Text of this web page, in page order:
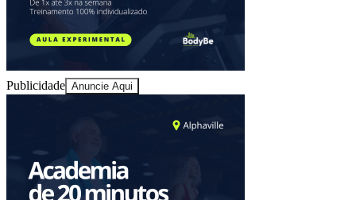
Publicidade Anuncie Aqui